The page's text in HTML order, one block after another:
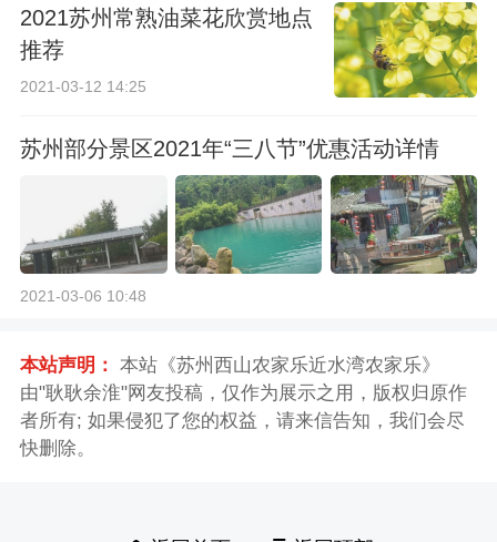
2021苏州常熟油菜花欣赏地点
推荐
2021-03-12 14:25
苏州部分景区2021年“三八节”优惠活动详情
2021-03-06 10:48
本站声明： 本站《苏州西山农家乐近水湾农家乐》
由"耿耿余淮"网友投稿，仅作为展示之用，版权归原作
者所有; 如果侵犯了您的权益，请来信告知，我们会尽
快删除。